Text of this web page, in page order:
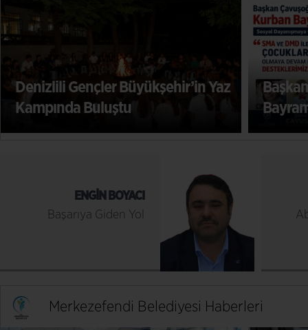
Yaz
Başkan Çavuşoğlu’ndan Kurban
Bayramı Mesajı
ENGIN BOYACI
Başarıya Giden Yol
Merkezefendi Belediyesi Haberleri